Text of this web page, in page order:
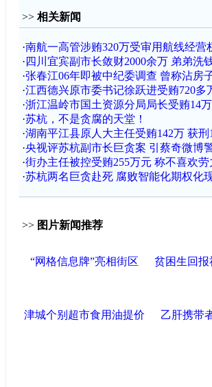
>> 相关新闻
·南航一高管涉贿320万受审用航线经营
· 四川宜宾副市长敛财2000余万 弟弟洗
·张春江06年即被中纪委调查 曾称沾房
·江西德兴原市委书记徐跃进受贿720多
·浙江温岭市国土资源分局局长受贿14
·苏杭，不是贪腐的天堂！
·湖南平江县原人大主任受贿142万 获刑
·央视评苏杭副市长巨贪案 引蔡奇微博
·街办主任被控受贿255万元 称不喜欢劳
·苏杭两名巨贪赴死 腐败智能化期权化
>> 图片新闻推荐
“网格信息牌”亮相街区 贫困生回报
津城个别超市食用油提价 乙肝携带